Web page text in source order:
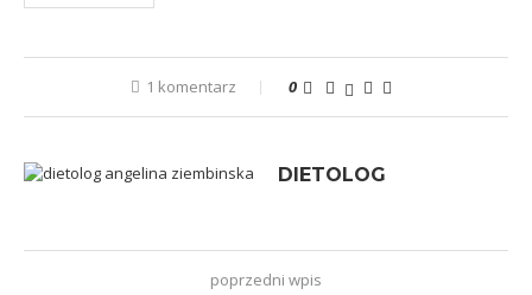
1 komentarz 0
DIETOLOG
poprzedni wpis